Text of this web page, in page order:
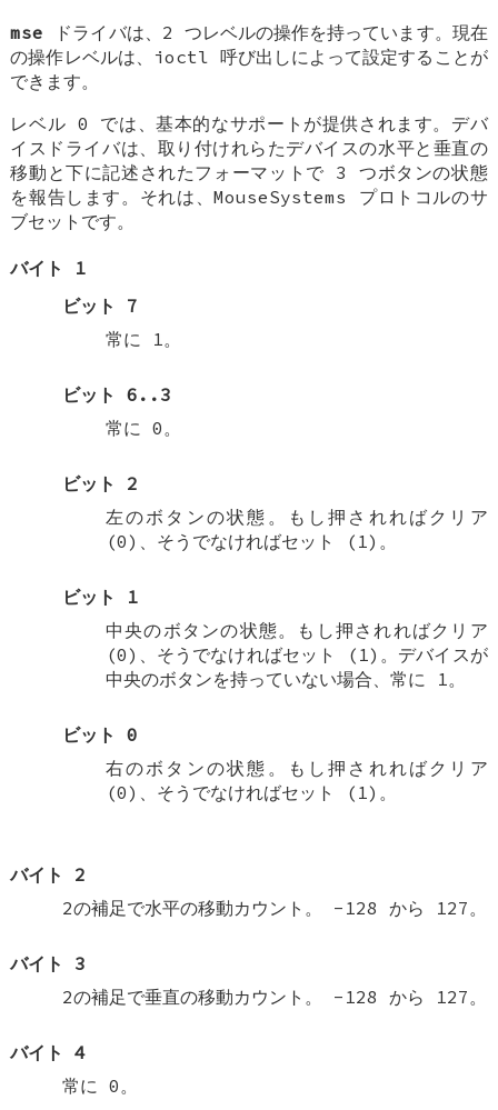
mse ドライバは、2 つレベルの操作を持っています。現在
の操作レベルは、ioctl 呼び出しによって設定することが
できます。
レベル 0 では、基本的なサポートが提供されます。デバ
イスドライバは、取り付けれらたデバイスの水平と垂直の
移動と下に記述されたフォーマットで 3 つボタンの状態
を報告します。それは、MouseSystems プロトコルのサ
ブセットです。
バイト 1
ビット 7
常に 1。
ビット 6..3
常に 0。
ビット 2
左のボタンの状態。もし押されればクリア
(0)、そうでなければセット (1)。
ビット 1
中央のボタンの状態。もし押されればクリア
(0)、そうでなければセット (1)。デバイスが
中央のボタンを持っていない場合、常に 1。
ビット 0
右のボタンの状態。もし押されればクリア
(0)、そうでなければセット (1)。
バイト 2
2の補足で水平の移動カウント。 -128 から 127。
バイト 3
2の補足で垂直の移動カウント。 -128 から 127。
バイト 4
常に 0。